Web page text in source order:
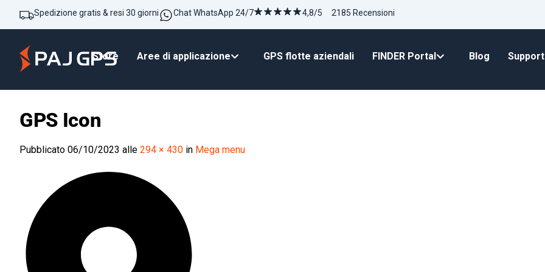
Spedizione gratis & resi 30 giorni Chat WhatsApp 24/7 4,8/5 2185 Recensioni
Store Aree di applicazione GPS flotte aziendali FINDER Portal Blog
GPS Icon
Pubblicato 06/10/2023 alle 294 × 430 in Mega menu